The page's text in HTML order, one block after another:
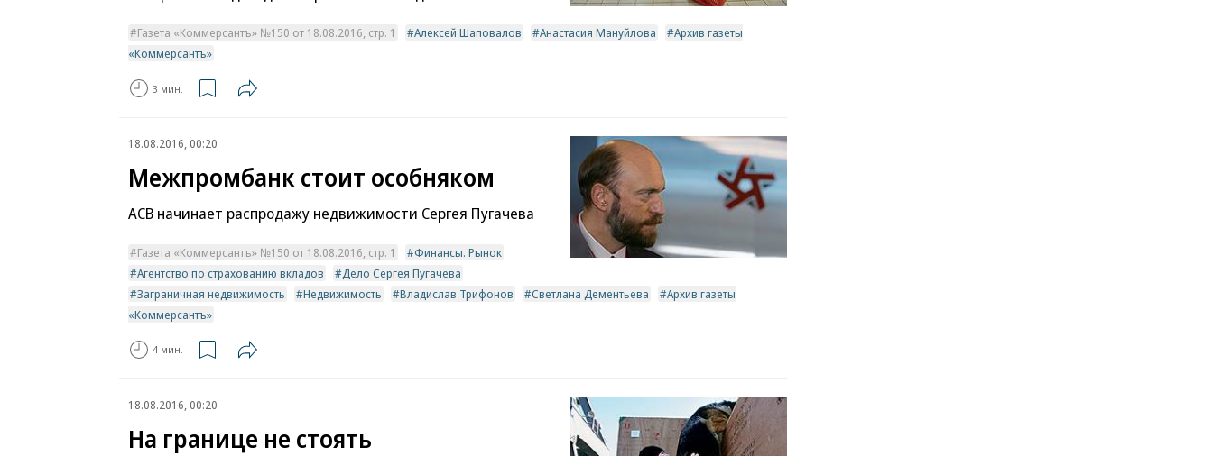
Газета «Коммерсантъ» №150 от 18.08.2016, стр. 1 Алексей Шаповалов Анастасия Мануйлова
Архив газеты
«Коммерсантъ»
3 мин.
18.08.2016, 00:20
Межпромбанк стоит особняком
АСВ начинает распродажу недвижимости Сергея Пугачева
Газета «Коммерсантъ» №150 от 18.08.2016, стр. 1
Финансы. Рынок
Агентство по страхованию вкладов
Дело Сергея Пугачева
Заграничная недвижимость
Недвижимость Владислав Трифонов Светлана Дементьева
Архив газеты
«Коммерсантъ»
4 мин.
18.08.2016, 00:20
На границе не стоять